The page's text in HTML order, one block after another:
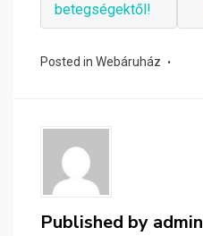
betegségektől!
Posted in Webáruház
Published by admin